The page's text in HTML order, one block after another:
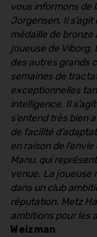
vous informons de
Jorgensen. Il
médaille de
joueuse de
des autres grands
semaines de
exceptionnelles
intelligence. Il
s’entend très bien
de facilité
en raison de
Manu, qui
venue. La joueuse
dans un club
réputation. Metz
ambitions pour les
Weizman